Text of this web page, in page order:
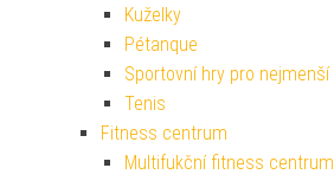
Kuželky
Pétanque
Sportovní hry pro nejmenší
Tenis
Fitness centrum
Multifukční fitness centrum